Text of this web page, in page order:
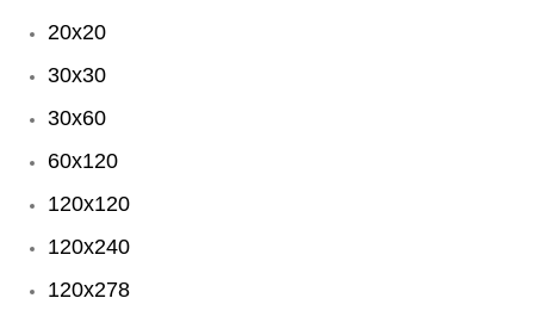
20x20
30x30
30x60
60x120
120x120
120x240
120x278